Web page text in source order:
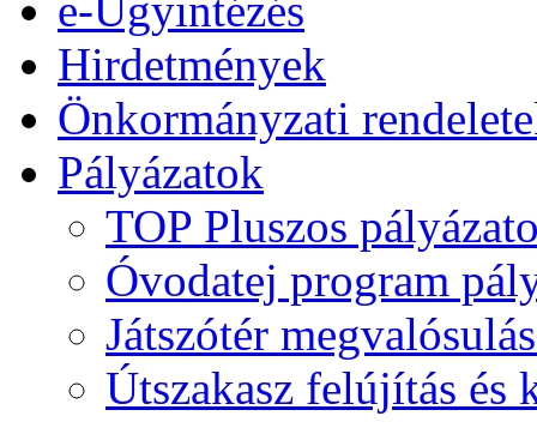
Hirdetmények
Önkormányzati
Pályázatok
TOP Pluszos
Óvodatej program
Játszótér
Útszakasz felújítás és